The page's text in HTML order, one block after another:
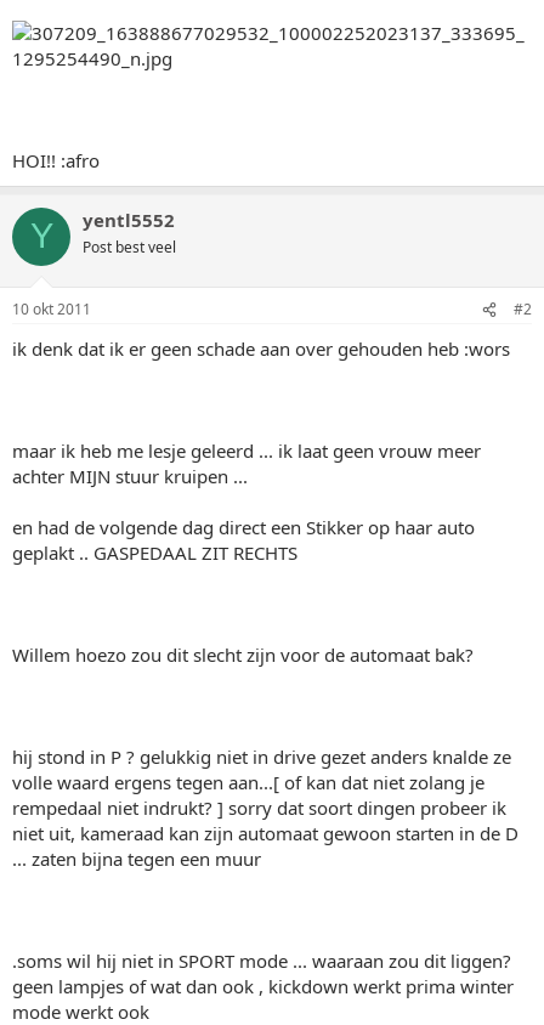
HOI!! :afro
Y yentl5552
Post best veel
10 okt 2011 #2
ik denk dat ik er geen schade aan over gehouden heb :wors
maar ik heb me lesje geleerd ... ik laat geen vrouw meer
achter MIJN stuur kruipen ...
en had de volgende dag direct een Stikker op haar auto
geplakt .. GASPEDAAL ZIT RECHTS
Willem hoezo zou dit slecht zijn voor de automaat bak?
hij stond in P ? gelukkig niet in drive gezet anders knalde ze
volle waard ergens tegen aan...[ of kan dat niet zolang je
rempedaal niet indrukt? ] sorry dat soort dingen probeer ik
niet uit, kameraad kan zijn automaat gewoon starten in de D
... zaten bijna tegen een muur
.soms wil hij niet in SPORT mode ... waaraan zou dit liggen?
geen lampjes of wat dan ook , kickdown werkt prima winter
mode werkt ook